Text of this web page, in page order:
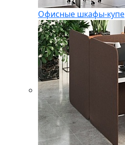
Офисные шкафы-купе